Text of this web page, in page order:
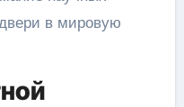
в мировую